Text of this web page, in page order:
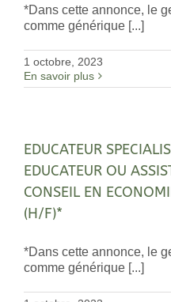
*Dans cette annonce, le
comme générique [...]
1 octobre, 2023
En savoir plus
EDUCATEUR
EDUCATEUR OU
CONSEIL EN
(H/F)*
*Dans cette annonce, le
comme générique [...]